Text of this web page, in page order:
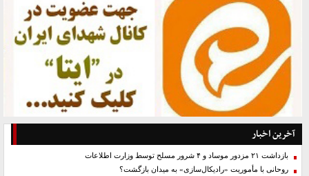
آخرین اخبار
بازداشت ۲۱ مزدور موساد و ۴ شرور مسلح توسط وزارت اطلاعات
روحانی با مأموریت «رادیکال‌سازی» به میدان بازگشت؟